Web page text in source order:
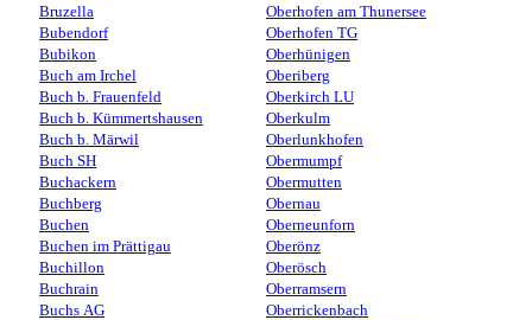
Bruzella
Bubendorf
Bubikon
Buch am Irchel
Buch b. Frauenfeld
Buch b. Kümmertshausen
Buch b. Märwil
Buch SH
Buchackern
Buchberg
Buchen
Buchen im Prättigau
Buchillon
Buchrain
Buchs AG
Oberhofen am Thunersee
Oberhofen TG
Oberhünigen
Oberiberg
Oberkirch LU
Oberkulm
Oberlunkhofen
Obermumpf
Obermutten
Obernau
Oberneunforn
Oberönz
Oberösch
Oberramsern
Oberrickenbach